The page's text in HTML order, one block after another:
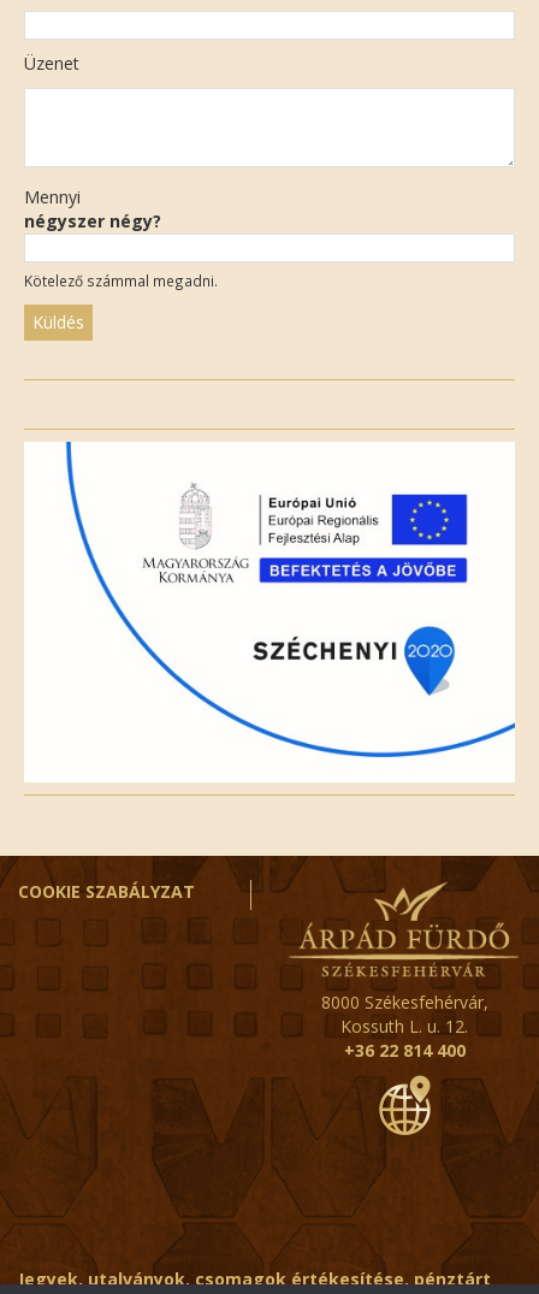
Üzenet
Mennyi
négyszer négy?
Kötelező számmal megadni.
field
empty.
COOKIE SZABÁLYZAT
8000 Székesfehérvár,
Kossuth L. u. 12.
+36 22 814 400
Jegyek, utalványok, csomagok értékesítése, pénztárt